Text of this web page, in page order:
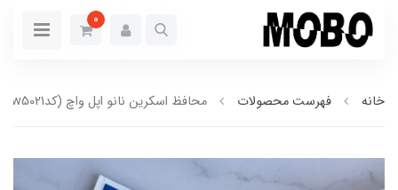
0
خانه فهرست محصولات محافظ اسکرین نانو اپل واچ (کدw5021)